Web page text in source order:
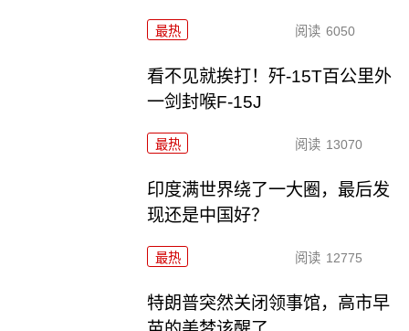
最热 阅读 6050
看不见就挨打！歼-15T百公里外
一剑封喉F-15J
最热 阅读 13070
印度满世界绕了一大圈，最后发
现还是中国好？
最热 阅读 12775
特朗普突然关闭领事馆，高市早